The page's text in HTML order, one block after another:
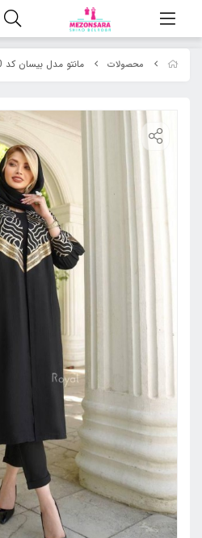
محصولات مانتو مدل بیسان کد 3849280